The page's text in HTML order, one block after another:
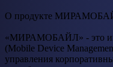
О продукте
«МИРАМОБАЙЛ» - это
(Mobile Device
управления